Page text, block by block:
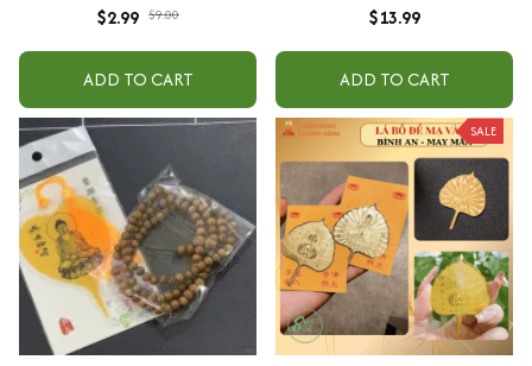
$2.99 $9.00
ADD TO CART
$13.99
ADD TO CART
SALE